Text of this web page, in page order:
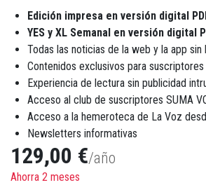
Edición impresa en versión digital
YES y XL Semanal en versión digital
Todas las noticias de la web y la app sin
Contenidos exclusivos para suscriptores
Experiencia de lectura sin publicidad
Acceso al club de suscriptores SUMA
Acceso a la hemeroteca de La Voz
Newsletters informativas
129,00 €/año
Ahorra 2 meses